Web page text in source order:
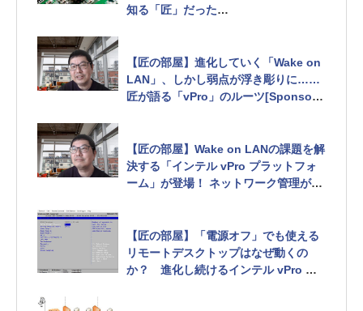
知る「匠」だった
【匠の部屋】進化していく「Wake on
LAN」、しかし弱点が浮き彫りに……
匠が語る「vPro」のルーツ[Sponsore
【匠の部屋】Wake on LANの課題を解
決する「インテル vPro プラットフォ
ーム」が登場！ ネットワーク管理が進
インターネット経由で接続可能に[Spo
nsored]
【匠の部屋】「電源オフ」でも使える
リモートデスクトップはなぜ動くの
か？ 進化し続けるインテル vPro プ